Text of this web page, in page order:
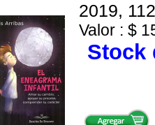
2019,
Valor : $
Stock